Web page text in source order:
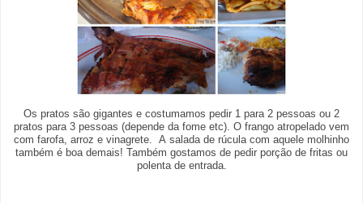
Os pratos são gigantes e costumamos pedir 1 para 2 pessoas ou 2
pratos para 3 pessoas (depende da fome etc). O frango atropelado vem
com farofa, arroz e vinagrete. A salada de rúcula com aquele molhinho
também é boa demais! Também gostamos de pedir porção de fritas ou
polenta de entrada.